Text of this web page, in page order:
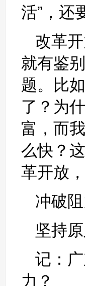
活”，还
改革
就有鉴
题。比
了？为
富，而
么快？
革开放
冲破
坚持
记：
力？